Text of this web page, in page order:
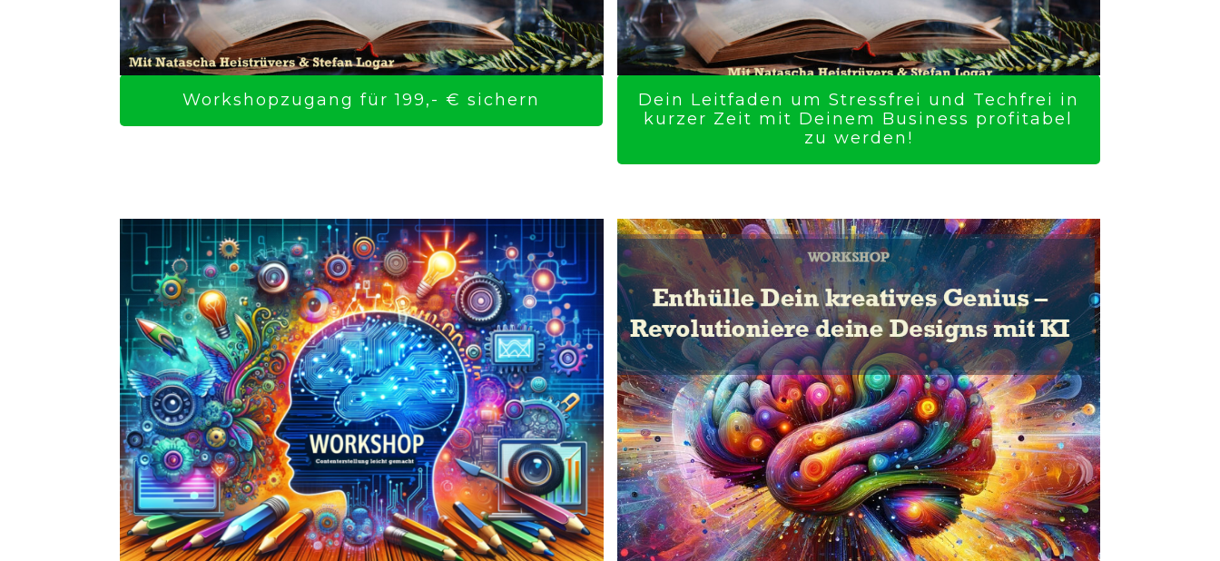
Workshopzugang für 199,- € sichern
Dein Leitfaden um Stressfrei und Techfrei in
kurzer Zeit mit Deinem Business profitabel
zu werden!